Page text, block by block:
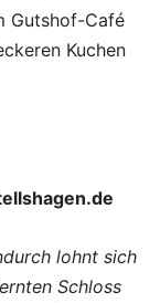
Gutshof-Café
Kuchen
lohnt sich
Schloss